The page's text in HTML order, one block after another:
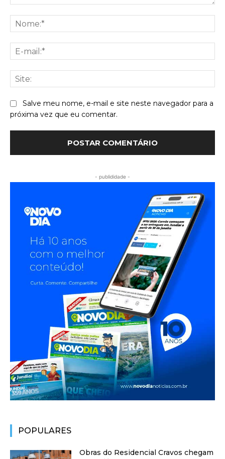
Salve meu nome, e-mail e site neste navegador para a
próxima vez que eu comentar.
- publididade -
POPULARES
Obras do Residencial Cravos chegam